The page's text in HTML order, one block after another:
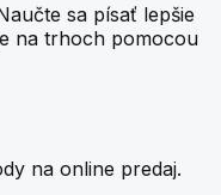
sa písať lepšie
na trhoch pomocou
na online predaj.